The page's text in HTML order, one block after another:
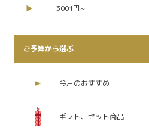
3001円~
ご予算から選ぶ
今月のおすすめ
ギフト、セット商品